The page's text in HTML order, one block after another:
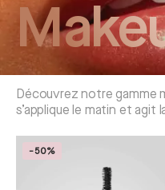
Découvrez notre gamme
s’applique le matin et agit
-50%